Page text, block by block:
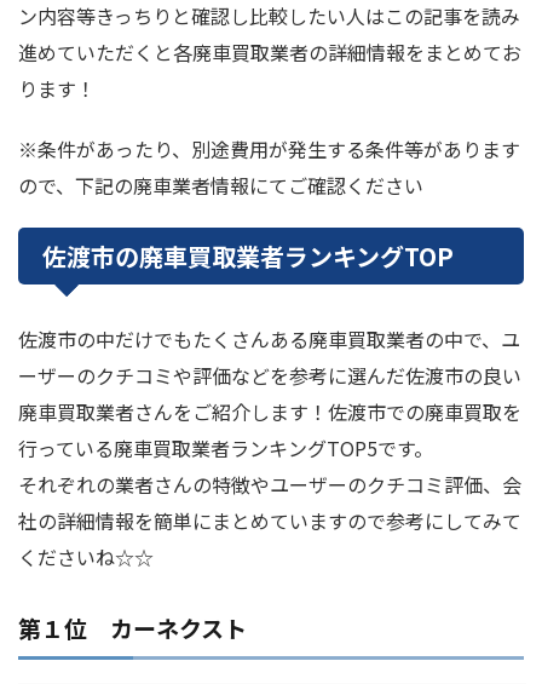
ン内容等きっちりと確認し比較したい人はこの記事を読み
進めていただくと各廃車買取業者の詳細情報をまとめてお
ります！
※条件があったり、別途費用が発生する条件等があります
ので、下記の廃車業者情報にてご確認ください
佐渡市の廃車買取業者ランキングTOP
佐渡市の中だけでもたくさんある廃車買取業者の中で、ユ
ーザーのクチコミや評価などを参考に選んだ佐渡市の良い
廃車買取業者さんをご紹介します！佐渡市での廃車買取を
行っている廃車買取業者ランキングTOP5です。
それぞれの業者さんの特徴やユーザーのクチコミ評価、会
社の詳細情報を簡単にまとめていますので参考にしてみて
くださいね☆☆
第１位 カーネクスト